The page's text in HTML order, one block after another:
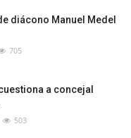
diácono Manuel Medel
705
a concejal
503